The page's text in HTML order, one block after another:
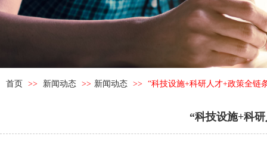
首页 >> 新闻动态 >> 新闻动态 >> “科技设施+科研人才+政策全链
“科技设施+科